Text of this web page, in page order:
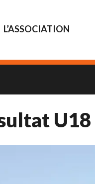
L’ASSOCIATION